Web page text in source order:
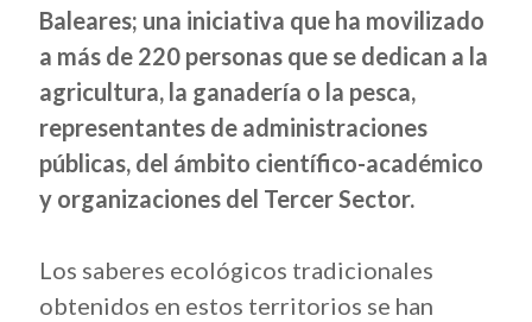
Baleares; una iniciativa que ha movilizado
a más de 220 personas que se dedican a la
agricultura, la ganadería o la pesca,
representantes de administraciones
públicas, del ámbito científico-académico
y organizaciones del Tercer Sector.
Los saberes ecológicos tradicionales
obtenidos en estos territorios se han